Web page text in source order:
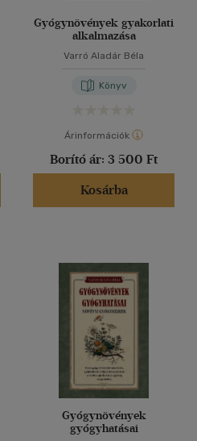
Gyógynövények gyakorlati
alkalmazása
Varró Aladár Béla
Könyv
Árinformációk
Borító ár: 3 500 Ft
Kosárba
Gyógynövények
gyógyhatásai